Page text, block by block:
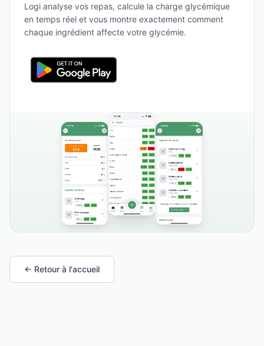
Logi analyse vos repas, calcule la charge glycémique
en temps réel et vous montre exactement comment
chaque ingrédient affecte votre glycémie.
← Retour à l'accueil